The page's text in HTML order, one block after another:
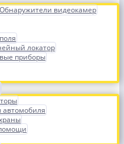
Обнаружители видеокамер
локатор
приборы
автомобиля